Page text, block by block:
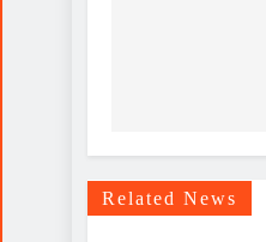
Related News